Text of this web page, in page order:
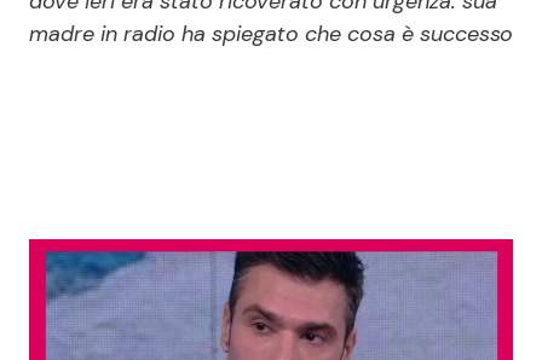
Soap Opera
News Musica
News Spettacolo
madre in radio ha spiegato che cosa è successo